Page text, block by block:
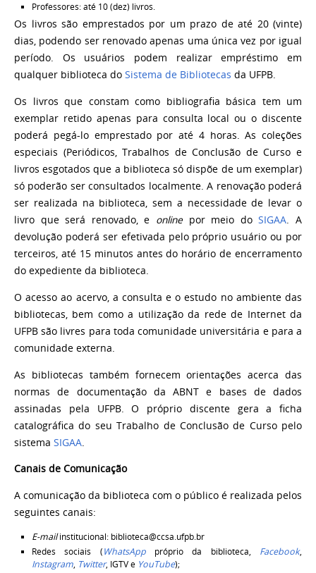
Professores: até 10 (dez) livros.
Os livros são emprestados por um prazo de até 20 (vinte)
dias, podendo ser renovado apenas uma única vez por igual
período. Os usuários podem realizar empréstimo em
qualquer biblioteca do Sistema de Bibliotecas da UFPB.
Os livros que constam como bibliografia básica tem um
exemplar retido apenas para consulta local ou o discente
poderá pegá-lo emprestado por até 4 horas.As coleções
especiais (Periódicos, Trabalhos de Conclusão de Curso e
livros esgotados que a biblioteca só dispõe de um exemplar)
só poderão ser consultados localmente. A renovação poderá
ser realizada na biblioteca, sem a necessidade de levar o
livro que será renovado, e onlinepor meio doSIGAA. A
devolução poderá ser efetivada pelo próprio usuário ou por
terceiros, até 15 minutos antes do horário de encerramento
do expediente da biblioteca.
O acesso ao acervo, a consulta e o estudo no ambiente das
bibliotecas, bem como a utilização da rede de Internet da
UFPB são livres para toda comunidade universitária e para a
comunidade externa.
As bibliotecas também fornecem orientações acerca das
normas de documentação da ABNT e bases de dados
assinadas pela UFPB.O próprio discente gera a ficha
catalográfica do seu Trabalho de Conclusão de Curso pelo
sistema SIGAA
Canais de Comunicação
A comunicação da biblioteca com o público é realizada pelos
seguintes canais:
E-mailinstitucional: biblioteca@ccsa.ufpb.br
Redes sociais (WhatsApppróprio da biblioteca, Facebook,
Instagram, Twitter, IGTV e YouTube);